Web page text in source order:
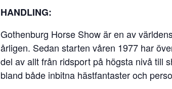
HANDLING:
Gothenburg Horse Show är en av
årligen. Sedan starten våren 1977 har
del av allt från ridsport på högsta nivå till
bland både inbitna hästfantaster och